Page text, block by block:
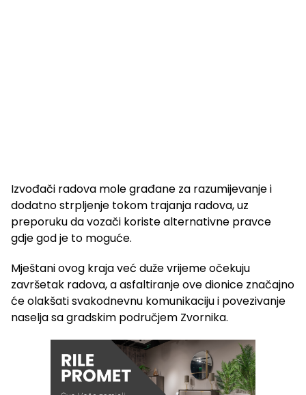
Izvođači radova mole građane za razumijevanje i
dodatno strpljenje tokom trajanja radova, uz
preporuku da vozači koriste alternativne pravce
gdje god je to moguće.
Mještani ovog kraja već duže vrijeme očekuju
završetak radova, a asfaltiranje ove dionice značajno
će olakšati svakodnevnu komunikaciju i povezivanje
naselja sa gradskim područjem Zvornika.